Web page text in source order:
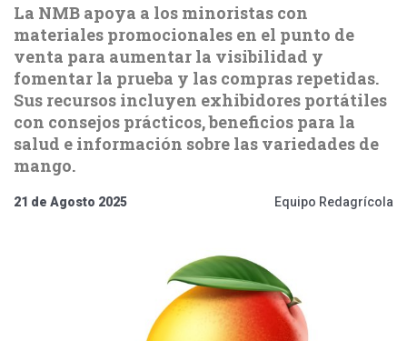
La NMB apoya a los minoristas con
materiales promocionales en el punto de
venta para aumentar la visibilidad y
fomentar la prueba y las compras repetidas.
Sus recursos incluyen exhibidores portátiles
con consejos prácticos, beneficios para la
salud e información sobre las variedades de
mango.
21 de Agosto 2025 Equipo Redagrícola